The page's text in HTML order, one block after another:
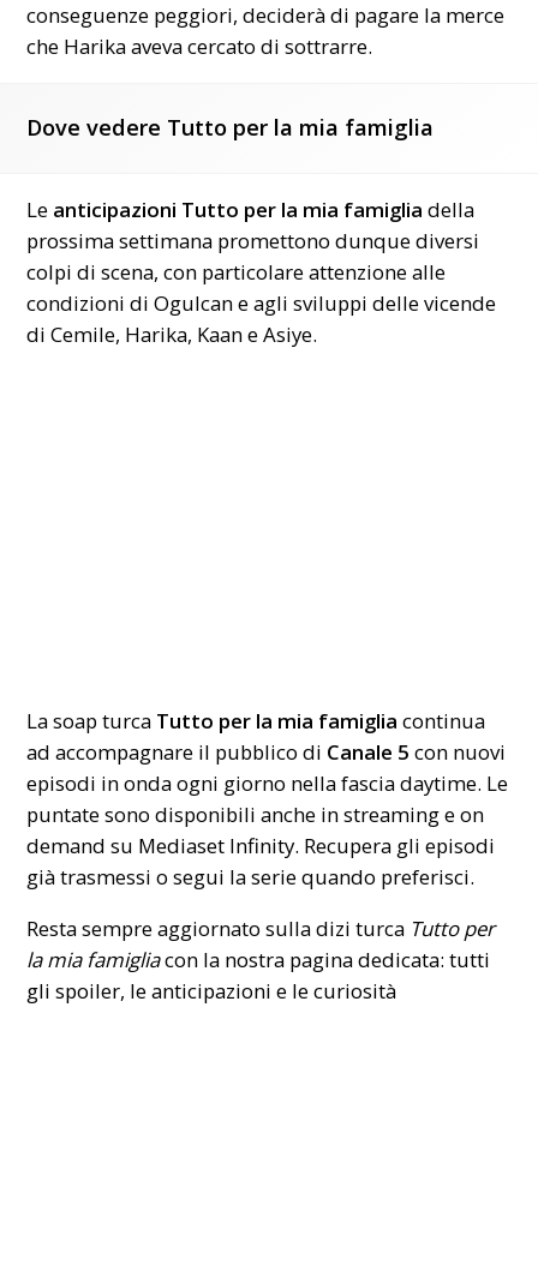
conseguenze peggiori, deciderà di pagare la merce
che Harika aveva cercato di sottrarre.
Dove vedere Tutto per la mia famiglia
Le anticipazioni Tutto per la mia famiglia della
prossima settimana promettono dunque diversi
colpi di scena, con particolare attenzione alle
condizioni di Ogulcan e agli sviluppi delle vicende
di Cemile, Harika, Kaan e Asiye.
La soap turca Tutto per la mia famiglia continua
ad accompagnare il pubblico di Canale 5 con nuovi
episodi in onda ogni giorno nella fascia daytime. Le
puntate sono disponibili anche in streaming e on
demand su Mediaset Infinity. Recupera gli episodi
già trasmessi o segui la serie quando preferisci.
Resta sempre aggiornato sulla dizi turca Tutto per
la mia famigliacon la nostra pagina dedicata: tutti
gli spoiler, le anticipazioni e le curiosità